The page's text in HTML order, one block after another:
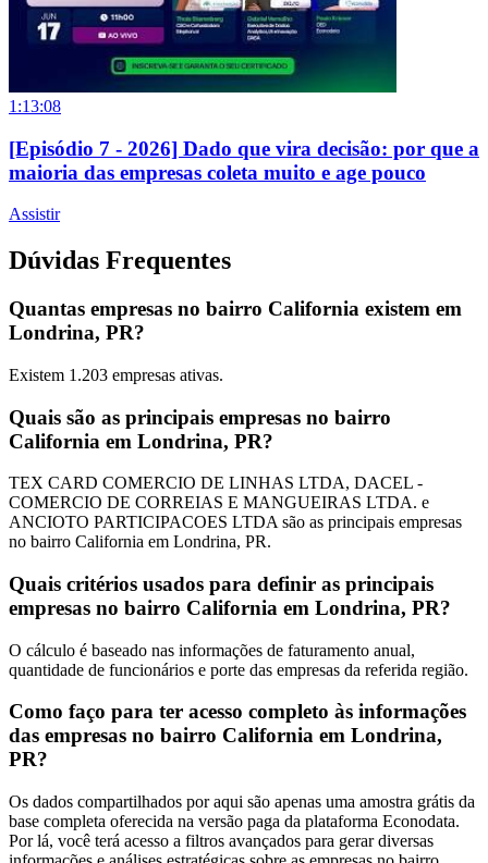
1:13:08
[Episódio 7 - 2026] Dado que vira decisão: por que a
maioria das empresas coleta muito e age pouco
Assistir
Dúvidas Frequentes
Quantas empresas no bairro California existem em
Londrina, PR?
Existem 1.203 empresas ativas.
Quais são as principais empresas no bairro
California em Londrina, PR?
TEX CARD COMERCIO DE LINHAS LTDA, DACEL -
COMERCIO DE CORREIAS E MANGUEIRAS LTDA. e
ANCIOTO PARTICIPACOES LTDA são as principais empresas
no bairro California em Londrina, PR.
Quais critérios usados para definir as principais
empresas no bairro California em Londrina, PR?
O cálculo é baseado nas informações de faturamento anual,
quantidade de funcionários e porte das empresas da referida região.
Como faço para ter acesso completo às informações
das empresas no bairro California em Londrina,
PR?
Os dados compartilhados por aqui são apenas uma amostra grátis da
base completa oferecida na versão paga da plataforma Econodata.
Por lá, você terá acesso a filtros avançados para gerar diversas